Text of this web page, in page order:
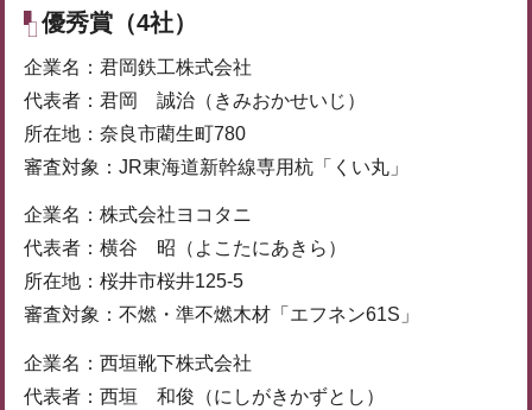
優秀賞（4社）
企業名：君岡鉄工株式会社
代表者：君岡 誠治（きみおかせいじ）
所在地：奈良市藺生町780
審査対象：JR東海道新幹線専用杭「くい丸」
企業名：株式会社ヨコタニ
代表者：横谷 昭（よこたにあきら）
所在地：桜井市桜井125-5
審査対象：不燃・準不燃木材「エフネン61S」
企業名：西垣靴下株式会社
代表者：西垣 和俊（にしがきかずとし）